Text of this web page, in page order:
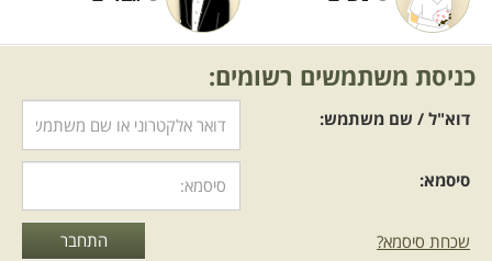
כניסת משתמשים רשומים:
דוא"ל / שם משתמש:
סיסמא:
שכחת סיסמא?